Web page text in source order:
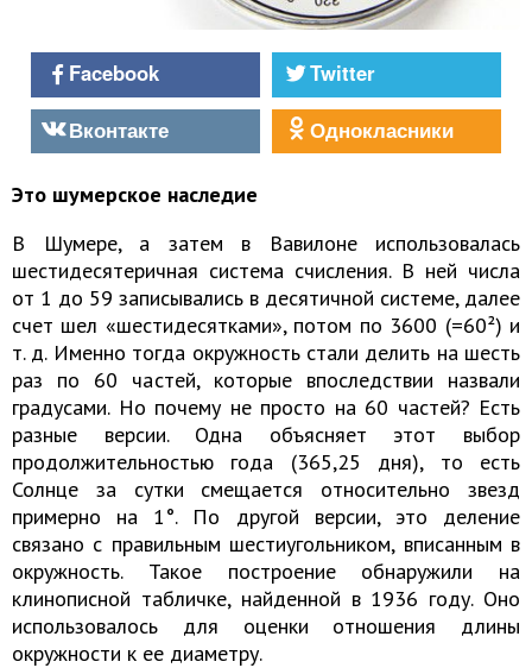
Facebook
Twitter
Вконтакте
Однокласники
Это шумерское наследие
В Шумере, а затем в Вавилоне использовалась
шестидесятеричная система счисления. В ней числа
от 1 до 59 записывались в десятичной системе, далее
счет шел «шестидесятками», потом по 3600 (=60²) и
т. д. Именно тогда окружность стали делить на шесть
раз по 60 частей, которые впоследствии назвали
градусами. Но почему не просто на 60 частей? Есть
разные версии. Одна объясняет этот выбор
продолжительностью года (365,25 дня), то есть
Солнце за сутки смещается относительно звезд
примерно на 1°. По другой версии, это деление
связано с правильным шестиугольником, вписанным в
окружность. Такое построение обнаружили на
клинописной табличке, найденной в 1936 году. Оно
использовалось для оценки отношения длины
окружности к ее диаметру.